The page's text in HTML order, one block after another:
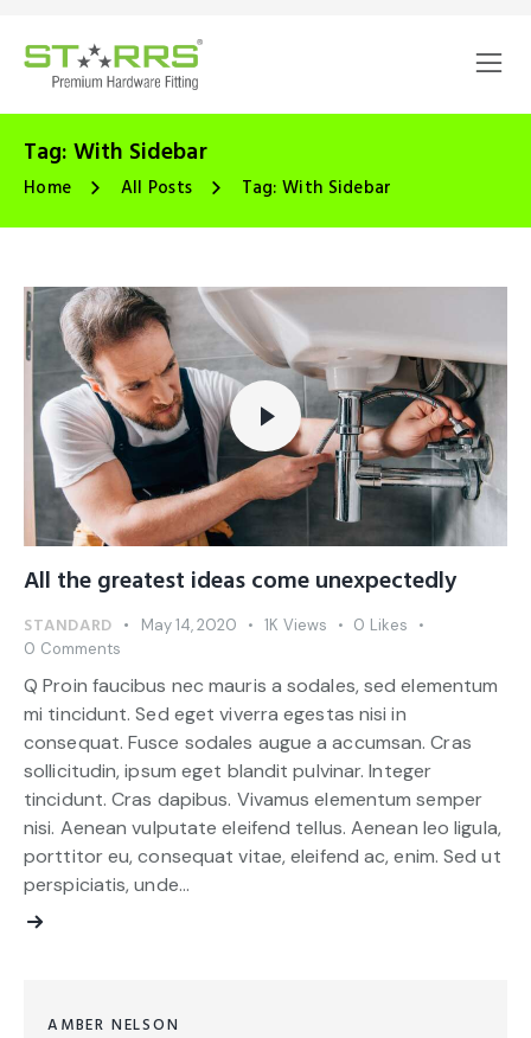
Tag: With Sidebar
Home All Posts Tag: With Sidebar
All the greatest ideas come unexpectedly
STANDARD May 14, 2020 1K Views 0 Likes
0 Comments
Q Proin faucibus nec mauris a sodales, sed elementum
mi tincidunt. Sed eget viverra egestas nisi in
consequat. Fusce sodales augue a accumsan. Cras
sollicitudin, ipsum eget blandit pulvinar. Integer
tincidunt. Cras dapibus. Vivamus elementum semper
nisi. Aenean vulputate eleifend tellus. Aenean leo ligula,
porttitor eu, consequat vitae, eleifend ac, enim. Sed ut
perspiciatis, unde…
AMBER NELSON